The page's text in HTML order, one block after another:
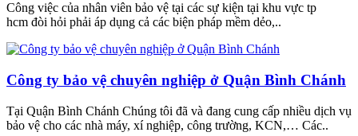
Công việc của nhân viên bảo vệ tại các sự kiện tại khu vực tp
hcm đòi hỏi phải áp dụng cả các biện pháp mềm dẻo,..
Công ty bảo vệ chuyên nghiệp ở Quận Bình Chánh
Tại Quận Bình Chánh Chúng tôi đã và đang cung cấp nhiều dịch vụ
bảo vệ cho các nhà máy, xí nghiệp, công trường, KCN,… Các..